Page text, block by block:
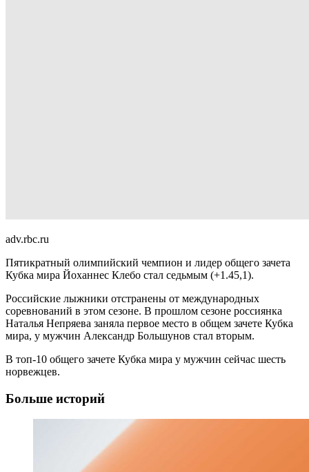
adv.rbc.ru
Пятикратный олимпийский чемпион и лидер общего зачета
Кубка мира Йоханнес Клебо стал седьмым (+1.45,1).
Российские лыжники отстранены от международных
соревнований в этом сезоне. В прошлом сезоне россиянка
Наталья Непряева заняла первое место в общем зачете Кубка
мира, у мужчин Александр Большунов стал вторым.
В топ-10 общего зачете Кубка мира у мужчин сейчас шесть
норвежцев.
Больше историй